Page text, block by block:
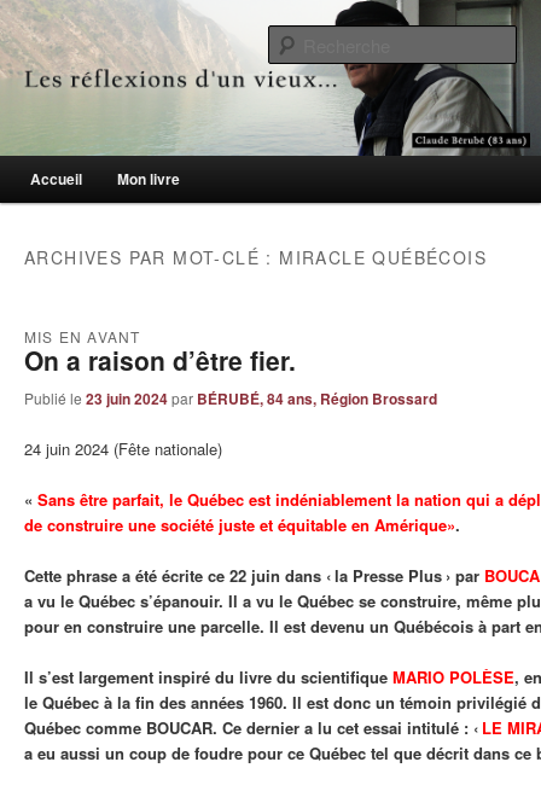
Les réflexions d'un vieux…
Le blogue des aînés de 65 ans et +
Menu principal
Aller au contenu principal
Aller au contenu secondaire
Accueil Mon livre
ARCHIVES PAR MOT-CLÉ : MIRACLE QUÉBÉCOIS
On a raison d’être fier.
MIS EN AVANT
Publié le 23 juin 2024par BÉRUBÉ, 84 ans, Région Brossard
24 juin 2024 (Fête nationale)
« Sans être parfait, le Québec est indéniablement la nation qui a
de construire une société juste et équitable en Amérique».
Cette phrase a été écrite ce 22 juin dans ‹ la Presse Plus › par
a vu le Québec s’épanouir. Il a vu le Québec se construire, même
pour en construire une parcelle. Il est devenu un Québécois à part
Il s’est largement inspiré du livre du scientifique MARIO POLÈSE,
le Québec à la fin des années 1960. Il est donc un témoin privilégié
Québec comme BOUCAR. Ce dernier a lu cet essai intitulé : ‹ LE
a eu aussi un coup de foudre pour ce Québec tel que décrit dans ce